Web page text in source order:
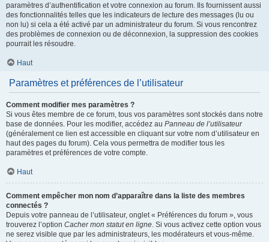
paramètres d’authentification et votre connexion au forum. Ils fournissent aussi
des fonctionnalités telles que les indicateurs de lecture des messages (lu ou
non lu) si cela a été activé par un administrateur du forum. Si vous rencontrez
des problèmes de connexion ou de déconnexion, la suppression des cookies
pourrait les résoudre.
Haut
Paramètres et préférences de l’utilisateur
Comment modifier mes paramètres ?
Si vous êtes membre de ce forum, tous vos paramètres sont stockés dans notre
base de données. Pour les modifier, accédez au Panneau de l’utilisateur
(généralement ce lien est accessible en cliquant sur votre nom d’utilisateur en
haut des pages du forum). Cela vous permettra de modifier tous les
paramètres et préférences de votre compte.
Haut
Comment empêcher mon nom d’apparaître dans la liste des membres
connectés ?
Depuis votre panneau de l’utilisateur, onglet « Préférences du forum », vous
trouverez l’option Cacher mon statut en ligne. Si vous activez cette option vous
ne serez visible que par les administrateurs, les modérateurs et vous-même.